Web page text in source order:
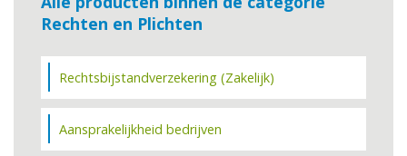
Rechten en Plichten
Rechtsbijstandverzekering (Zakelijk)
Aansprakelijkheid bedrijven